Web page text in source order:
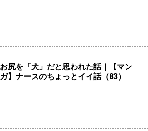
お尻を「犬」だと思われた話｜【マン
ガ】ナースのちょっとイイ話（83）